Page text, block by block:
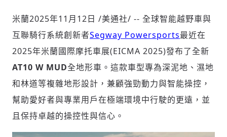
社會
人文
米蘭2025年11月12日 /美通社/ -- 全球智能越野車與
互聯騎行系統創新者Segway Powersports最近在
2025年米蘭國際摩托車展(EICMA 2025)發布了全新
AT10 W MUD全地形車。這款車型專為深泥地、濕地
和林道等複雜地形設計，兼顧強勁動力與智能操控，
幫助愛好者與專業用戶在極端環境中行駛的更遠，並
且保持卓越的操控性與信心。